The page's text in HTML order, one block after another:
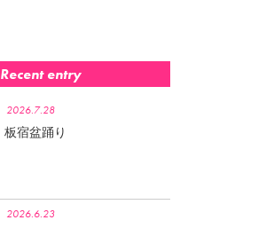
Recent entry
2026.7.28
板宿盆踊り
2026.6.23